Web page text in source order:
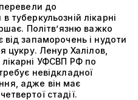
до
туберкульозній лікарні
Політвʼязню важко
від запаморочень і нудоти
цукру. Ленур Халілов,
УФСВП РФ по
невідкладної
адже він має
стадії.